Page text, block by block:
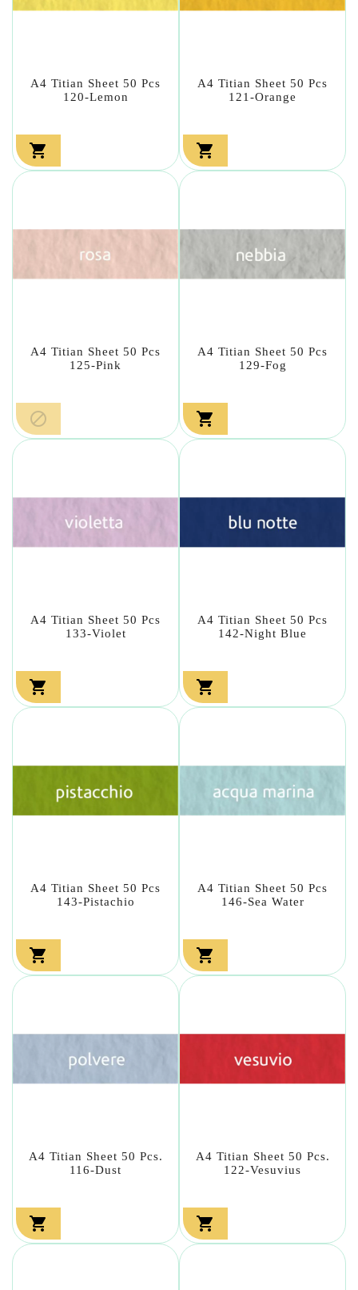
A4 Titian Sheet 50 Pcs
120-Lemon

A4 Titian Sheet 50 Pcs
121-Orange

A4 Titian Sheet 50 Pcs
125-Pink

A4 Titian Sheet 50 Pcs
129-Fog

A4 Titian Sheet 50 Pcs
133-Violet

A4 Titian Sheet 50 Pcs
142-Night Blue

A4 Titian Sheet 50 Pcs
143-Pistachio

A4 Titian Sheet 50 Pcs
146-Sea Water

A4 Titian Sheet 50 Pcs.
116-Dust

A4 Titian Sheet 50 Pcs.
122-Vesuvius
